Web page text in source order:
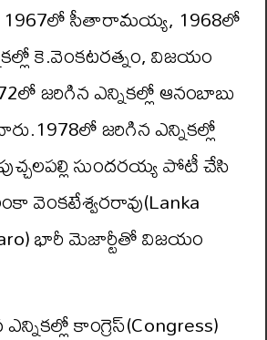
1967లో సీతారామయ్య, 1968లో
కె.వెంకటరత్నం, విజయం
జరిగిన ఎన్నికల్లో ఆనంబాబు
జరిగిన ఎన్నికల్లో
సుందరయ్య పోటీ చేసి
వెంకటేశ్వరరావు(Lanka
భారీ మెజార్టీతో విజయం
కాంగ్రెస్(Congress)